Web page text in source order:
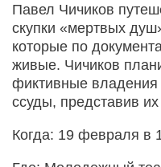
Павел Чичиков
скупки «мертвых
которые по
живые. Чичиков
фиктивные владения
ссуды, представив
Когда: 19 февраля в